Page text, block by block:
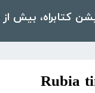
کتاب، کتاب صوتی و رمان را در موبایل و تبلت خود داشته باشید!
Rubia